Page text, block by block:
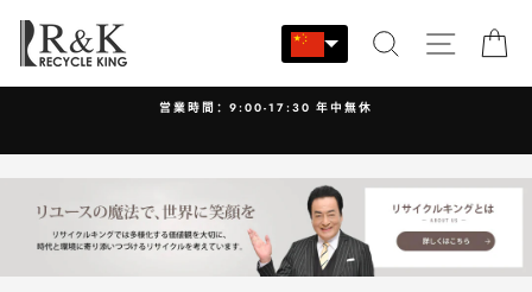
容
搜索 站点导航
営業時間：9:00-17:30 年中無休